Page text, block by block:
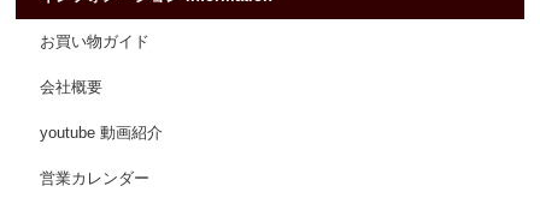
お買い物ガイド
会社概要
youtube 動画紹介
営業カレンダー